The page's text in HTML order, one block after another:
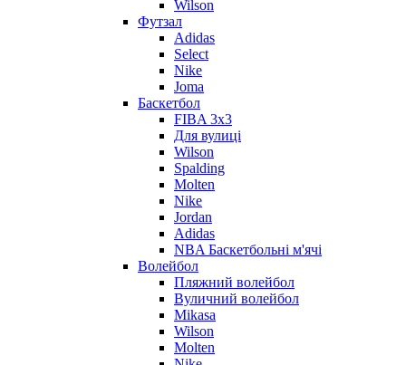
Wilson
Футзал
Adidas
Select
Nike
Joma
Баскетбол
FIBA 3x3
Для вулиці
Wilson
Spalding
Molten
Nike
Jordan
Adidas
NBA Баскетбольні м'ячі
Волейбол
Пляжний волейбол
Вуличний волейбол
Mikasa
Wilson
Molten